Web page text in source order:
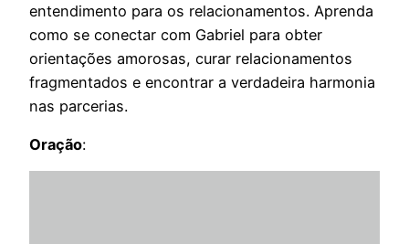
entendimento para os relacionamentos. Aprenda
como se conectar com Gabriel para obter
orientações amorosas, curar relacionamentos
fragmentados e encontrar a verdadeira harmonia
nas parcerias.
Oração: